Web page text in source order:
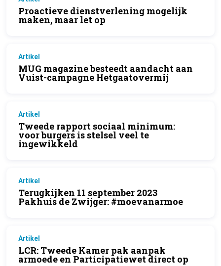
Proactieve dienstverlening mogelijk
maken, maar let op
Artikel
MUG magazine besteedt aandacht aan
Vuist-campagne Hetgaatovermij
Artikel
Tweede rapport sociaal minimum:
voor burgers is stelsel veel te
ingewikkeld
Artikel
Terugkijken 11 september 2023
Pakhuis de Zwijger: #moevanarmoe
Artikel
LCR: Tweede Kamer pak aanpak
armoede en Participatiewet direct op